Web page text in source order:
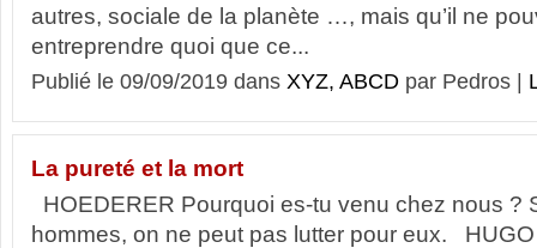
autres, sociale de la planète …, mais qu’il ne
entreprendre quoi que ce...
Publié le 09/09/2019 dans XYZ, ABCD par Pedros |
La pureté et la mort
HOEDERER Pourquoi es-tu venu chez nous ?
hommes, on ne peut pas lutter pour eux.